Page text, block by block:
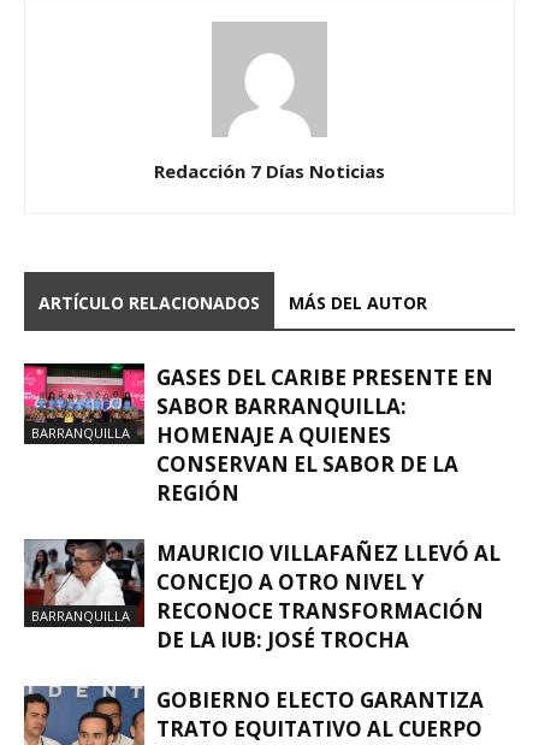
Redacción 7 Días Noticias
ARTÍCULO RELACIONADOS MÁS DEL AUTOR
BARRANQUILLA
GASES DEL CARIBE PRESENTE EN
SABOR BARRANQUILLA:
HOMENAJE A QUIENES
CONSERVAN EL SABOR DE LA
REGIÓN
BARRANQUILLA
MAURICIO VILLAFAÑEZ LLEVÓ AL
CONCEJO A OTRO NIVEL Y
RECONOCE TRANSFORMACIÓN
DE LA IUB: JOSÉ TROCHA
GOBIERNO ELECTO GARANTIZA
TRATO EQUITATIVO AL CUERPO